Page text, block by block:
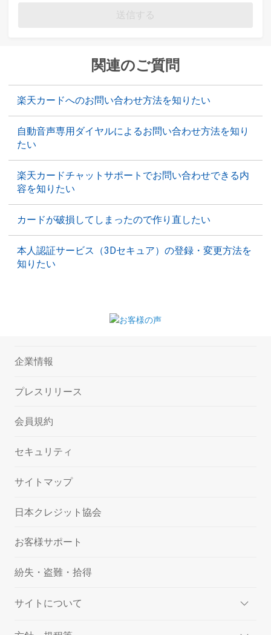
送信する
関連のご質問
楽天カードへのお問い合わせ方法を知りたい
自動音声専用ダイヤルによるお問い合わせ方法を知り
たい
楽天カードチャットサポートでお問い合わせできる内
容を知りたい
カードが破損してしまったので作り直したい
本人認証サービス（3Dセキュア）の登録・変更方法を
知りたい
企業情報
プレスリリース
会員規約
セキュリティ
サイトマップ
日本クレジット協会
お客様サポート
紛失・盗難・拾得
サイトについて